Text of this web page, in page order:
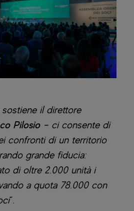
il direttore
Pilosio– ci consente di
confronti di un territorio
grande fiducia:
di oltre 2.000 unità i
a quota 78.000 con
“.